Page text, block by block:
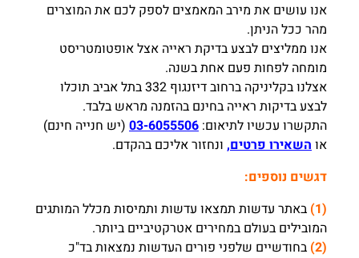
אנו עושים את מירב המאמצים לספק לכם את המוצרים
מהר ככל הניתן.
אנו ממליצים לבצע בדיקת ראייה אצל אופטומטריסט
מומחה לפחות פעם אחת בשנה.
אצלנו בקליניקה ברחוב דיזנגוף 332 בתל אביב תוכלו
לבצע בדיקות ראייה בחינם בהזמנה מראש בלבד.
התקשרו עכשיו לתיאום: 03-6055506 (יש חנייה חינם)
אוהשאירו פרטים, ונחזור אליכם בהקדם.
דגשים נוספים:
(1)
באתר עדשות תמצאו עדשות ותמיסות מכלל המותגים
המובילים בעולם במחירים אטרקטיביים ביותר.
(2)
בחודשיים שלפני פורים העדשות נמצאות בד"כ